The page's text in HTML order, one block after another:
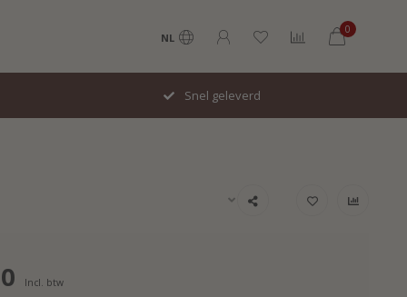
NL
0
Snel geleverd
Incl. btw